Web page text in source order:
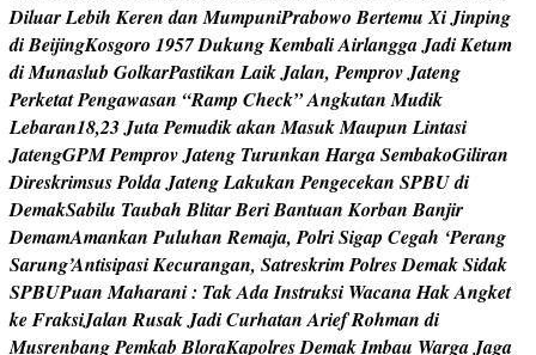
DiluarLebih Keren dan MumpuniPrabowo Bertemu XiJinping
diBeijingKosgoro 1957DukungKembaliAirlanggaJadiKetum
diMunaslub GolkarPastikan LaikJalan, PemprovJateng
PerketatPengawasan “Ramp Check”Angkutan Mudik
Lebaran18,23 JutaPemudikakan MasukMaupun Lintasi
JatengGPMPemprovJateng Turunkan HargaSembakoGiliran
DireskrimsusPoldaJatengLakukan Pengecekan SPBUdi
DemakSabilu Taubah BlitarBeriBantuan Korban Banjir
DemamAmankan Puluhan Remaja, PolriSigap Cegah ‘Perang
Sarung’AntisipasiKecurangan, SatreskrimPolresDemakSidak
SPBUPuan Maharani: TakAdaInstruksi WacanaHakAngket
keFraksiJalan RusakJadiCurhatan AriefRohman di
MusrenbangPemkab BloraKapolresDemakImbau WargaJaga